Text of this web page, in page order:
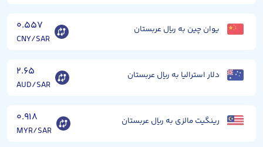
یوان چین به ریال عربستان ۰.۵۵۷
CNY/SAR
دلار استرالیا به ریال عربستان ۲.۶۵
AUD/SAR
رینگیت مالزی به ریال عربستان ۰.۹۱۸
MYR/SAR